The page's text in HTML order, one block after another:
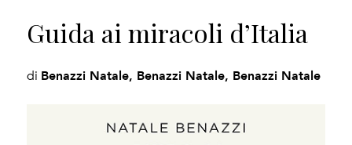
Guida ai miracoli d’Italia
di Benazzi Natale, Benazzi Natale, Benazzi Natale